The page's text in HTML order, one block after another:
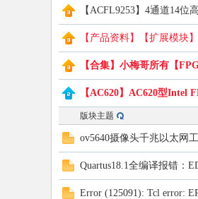
【ACFL9253】4通道14
【产品资料】【扩展模块
【合集】小梅哥所有【
【AC620】AC620型Intel
版块主题
ov5640摄像头千兆以太网
Quartus18.1全编译报错：
Error (125091): Tcl error: